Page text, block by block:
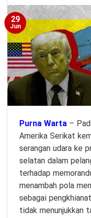
29
Jun
Purna Warta –
Amerika Serikat
serangan udara ke
selatan dalam
terhadap
menambah pola
sebagai
tidak menunjukkan